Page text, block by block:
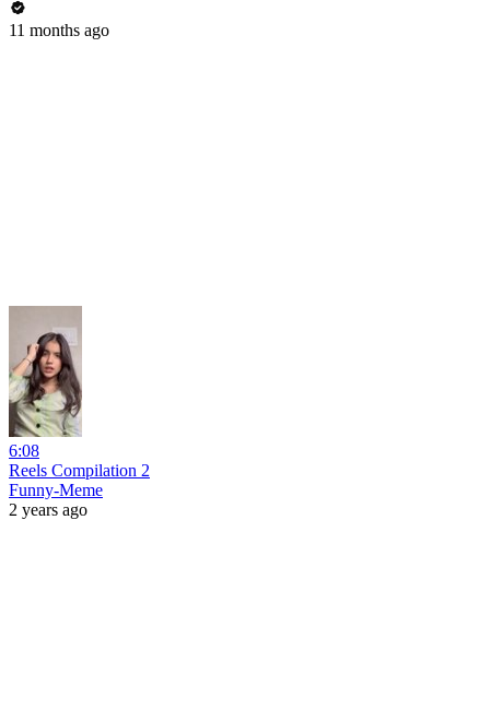
11 months ago
6:08
Reels Compilation 2
Funny-Meme
2 years ago